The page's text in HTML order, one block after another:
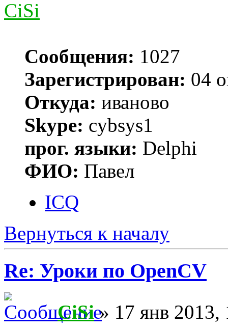
CiSi
Сообщения: 1027
Зарегистрирован: 04
Откуда: иваново
Skype: cybsys1
прог. языки: Delphi
ФИО: Павел
ICQ
Вернуться к началу
Re: Уроки по OpenCV
CiSi» 17 янв 2013,